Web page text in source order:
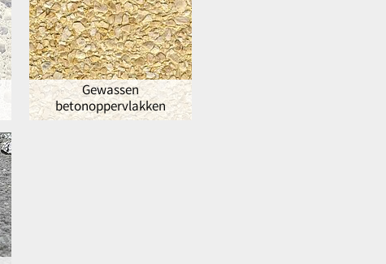
Gewassen
betonoppervlakken